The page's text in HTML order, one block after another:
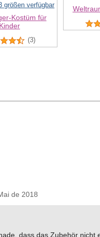
größen verfügbar
Kostüm für
Kinder
(3)
de 2018
dass das Zubehör nicht